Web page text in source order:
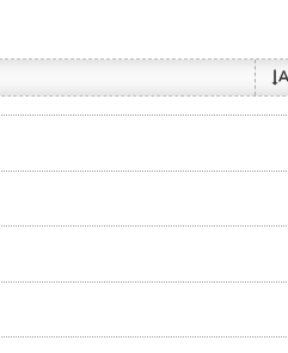
text_rotate_vertical